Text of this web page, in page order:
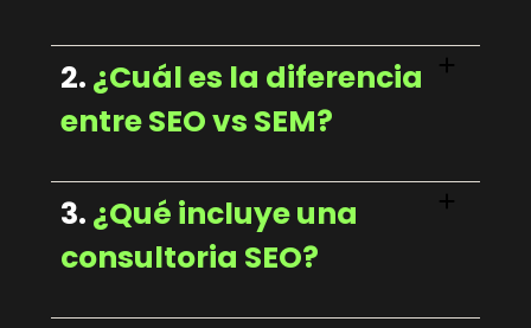
2. ¿Cuál es la diferencia
entre SEO vs SEM?
3. ¿Qué incluye una
consultoria SEO?